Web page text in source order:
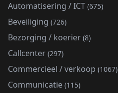
Automatisering / ICT (675)
Beveiliging (726)
Bezorging / koerier (8)
Callcenter (297)
Commercieel / verkoop (1067)
Communicatie (115)